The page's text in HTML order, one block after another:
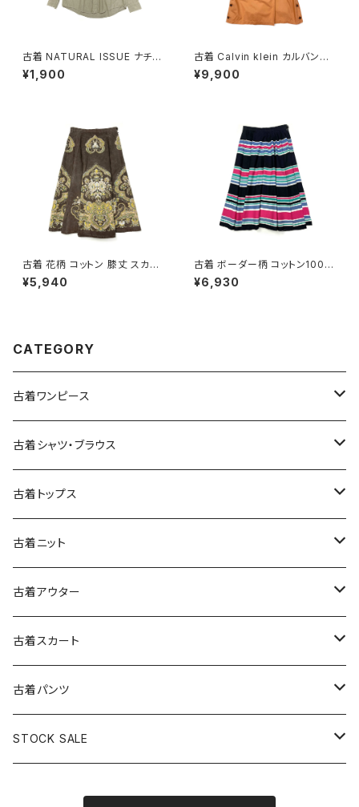
古着 NATURAL ISSUE ナチュ
ラルイシュー 前開き 無地 コット
ン100％ 長袖 シャツ ベージュ
¥1,900
古着 Calvin klein カルバンク
ライン ライナー付き 無地 コット
ン 長袖 アウター ライトコート
¥9,900
古着 花柄 コットン 膝丈 スカー
ト ダークブラウン (ba260701
3)
¥5,940
古着 ボーダー柄 コットン100％
膝丈 スカート 黒 ピンク (ba26
07008)
¥6,930
CATEGORY
古着ワンピース
古着長袖ワンピース
古着半袖ワンピース
古着ノースリーブワンピース
古着キャミソールワンピース
古着ベアトップワンピース
古着オールインワン
古着オーバーオール
古着シャツ・ブラウス
古着長袖シャツ・ブラウス
古着半袖シャツ・ブラウス
古着ノースリーブシャツ・ブラウス
古着トップス
古着スウェット&パーカー
古着スウェット
古着パーカー
古着プルオーバー
古着長袖プルオーバー
古着半袖プルオーバー
古着Ｔシャツ
古着長袖Ｔシャツ
古着半袖Ｔシャツ
古着ベスト
古着キャミソール
古着ニット
古着セーター
古着カーディガン
古着半袖ニット
古着ニットアウター
古着アウター
古着ライトジャケット
古着ライトコート
古着ヘビージャケット
古着スカート
古着ロング丈スカート (丈76cm-)
古着膝丈スカート (丈56-75cm)
古着パンツ
古着ロング丈パンツ
STOCK SALE